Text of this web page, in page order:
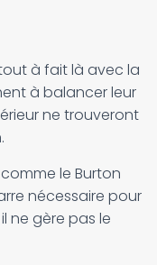
à fait là avec la
à balancer leur
ne trouveront
le Burton
nécessaire pour
ne gère pas le